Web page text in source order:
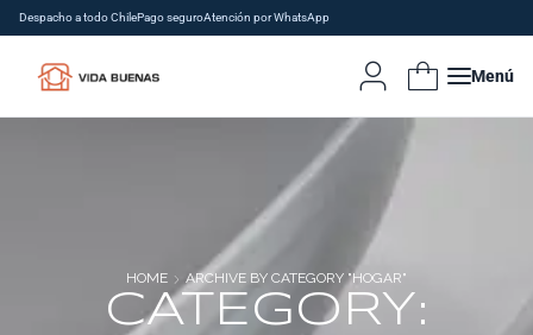
Despacho a todo ChilePago seguroAtención por WhatsApp
Menú
HOME ARCHIVE BY CATEGORY "HOGAR"
CATEGORY: